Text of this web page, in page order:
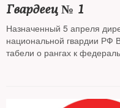
Гвардеец № 1
Назначенный 5 апреля
национальной гвардии РФ
табели о рангах к
доверие — разбирался The